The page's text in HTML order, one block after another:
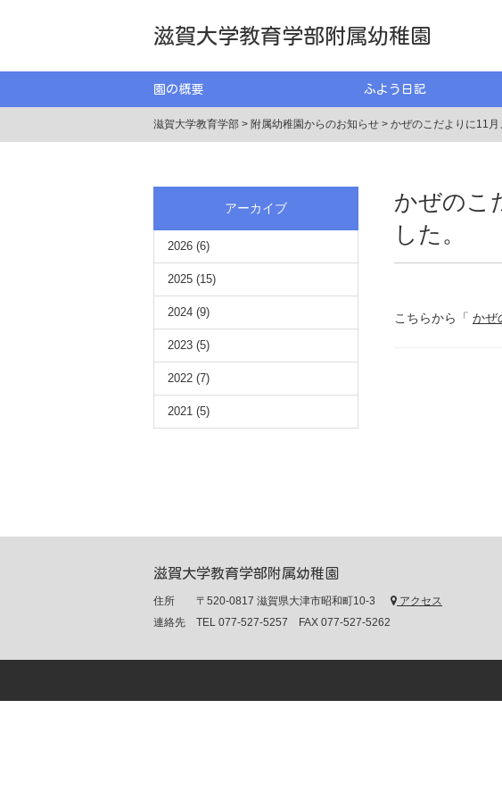
滋賀大学教育学部附属幼稚園
園の概要 ふよう日記
滋賀大学教育学部 > 附属幼稚園からのお知らせ > かぜのこだよりに11月
かぜのこ
した。
こちらから「 かぜ
アーカイブ
2026 (6)
2025 (15)
2024 (9)
2023 (5)
2022 (7)
2021 (5)
滋賀大学教育学部附属幼稚園
住所 〒520-0817 滋賀県大津市昭和町10-3
アクセス
連絡先 TEL 077-527-5257 FAX 077-527-5262